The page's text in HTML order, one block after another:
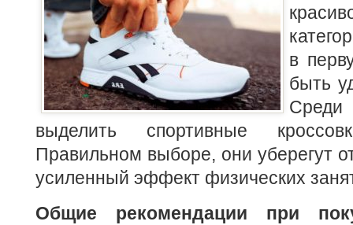
в
быть
выделить спортивные
Правильном выборе, они уберегут
усиленный эффект физических
Общие рекомендации при